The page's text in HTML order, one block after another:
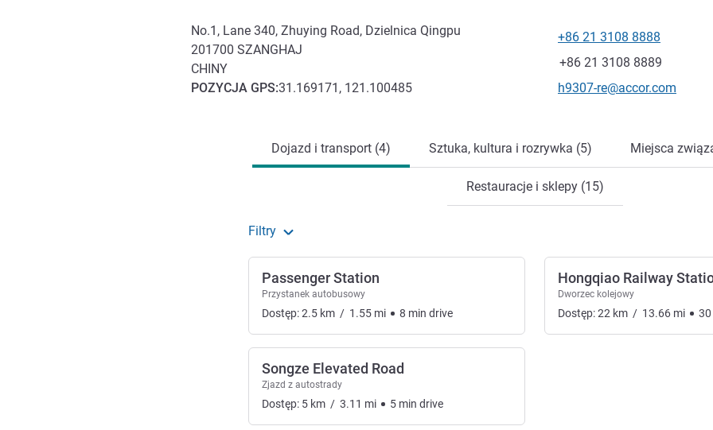
No.1, Lane 340, Zhuying Road, Dzielnica Qingpu
201700 SZANGHAJ
CHINY
POZYCJA GPS:31.169171, 121.100485
Telefon
+86 21 3108 8888
Faks
+86 21 3108 8889
Kontaktowy adres e-mail
h9307-re@accor.com
Dojazd i transport (4) Sztuka, kultura i rozrywka (5) Miejsca
Restauracje i sklepy (15)
Filtry
Passenger Station
Przystanek autobusowy
Dostęp:2.5 km / 1.55 mi 8 min drive
Songze Elevated Road
Zjazd z autostrady
Dostęp: 5 km / 3.11 mi 5 min drive
Hongqiao Railway
Dworzec kolejowy
Dostęp:22 km / 13.66 mi 30